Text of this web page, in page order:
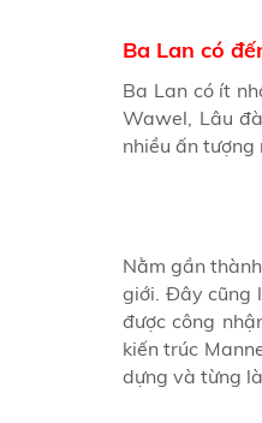
Ba Lan có
Ba Lan có ít
Wawel, Lâu
nhiều ấn tượng
Nằm gần
giới. Đây cũng
được công
kiến ​​trúc
dựng và từng